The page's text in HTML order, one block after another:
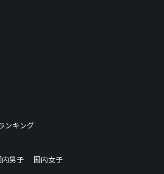
ンキング
内男子
国内女子